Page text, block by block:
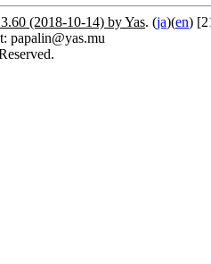
(2018-10-14) by Yas. (ja)(en)
papalin@yas.mu